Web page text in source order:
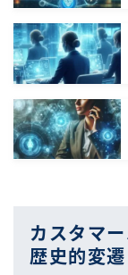
カスタマ
歴史的変遷